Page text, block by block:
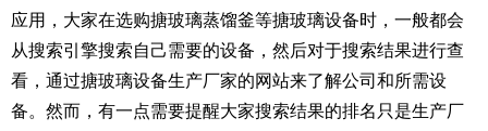
应用，大家在选购搪玻璃蒸馏釜等搪玻璃设备时，一般都会
从搜索引擎搜索自己需要的设备，然后对于搜索结果进行查
看，通过搪玻璃设备生产厂家的网站来了解公司和所需设
备。然而，有一点需要提醒大家搜索结果的排名只是生产厂